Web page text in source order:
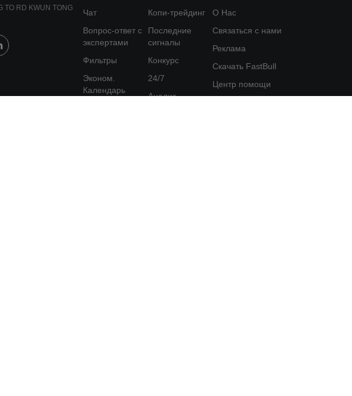
TO RD KWUN TONG
Чат
Вопрос-ответ с
экспертами
Фильтры
Эконом.
Календарь
Копи-трейдинг
Последние
сигналы
Конкурс
24/7
Анализ
О Нас
Связаться с нами
Реклама
Скачать FastBull
Центр помощи